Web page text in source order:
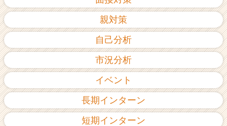
a
e
r）
親対策
自己分析
市況分析
イベント
長期インターン
短期インターン